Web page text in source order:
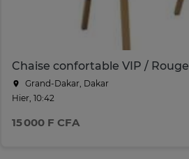
Chaise confortable VIP / Rouge
Grand-Dakar, Dakar
Hier, 10:42
15 000 F CFA